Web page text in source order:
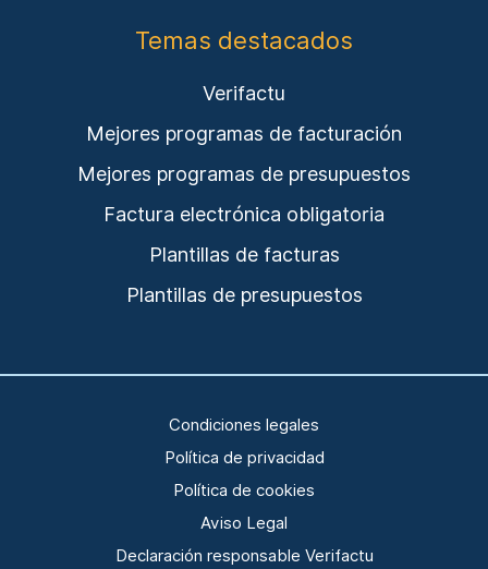
Temas destacados
Verifactu
Mejores programas de facturación
Mejores programas de presupuestos
Factura electrónica obligatoria
Plantillas de facturas
Plantillas de presupuestos
Condiciones legales
Política de privacidad
Política de cookies
Aviso Legal
Declaración responsable Verifactu